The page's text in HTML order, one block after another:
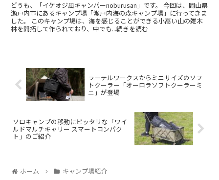
どうも、「イケオジ風キャンパーnoburusan」です。 今回は、岡山県
瀬戸内市にあるキャンプ場「瀬戸内海の森キャンプ場」に行ってきま
した。 このキャンプ場は、海を感じることができる小高い山の雑木
林を開拓して作られており、中でも...続きを読む
ラーテルワークスからミニサイズのソフ
トクーラー「オーロラソフトクーラーミ
ニ」が登場
ソロキャンプの移動にピッタリな「ワイ
ルドマルチキャリー スマートコンパク
ト」のご紹介
ホーム キャンプ場紹介